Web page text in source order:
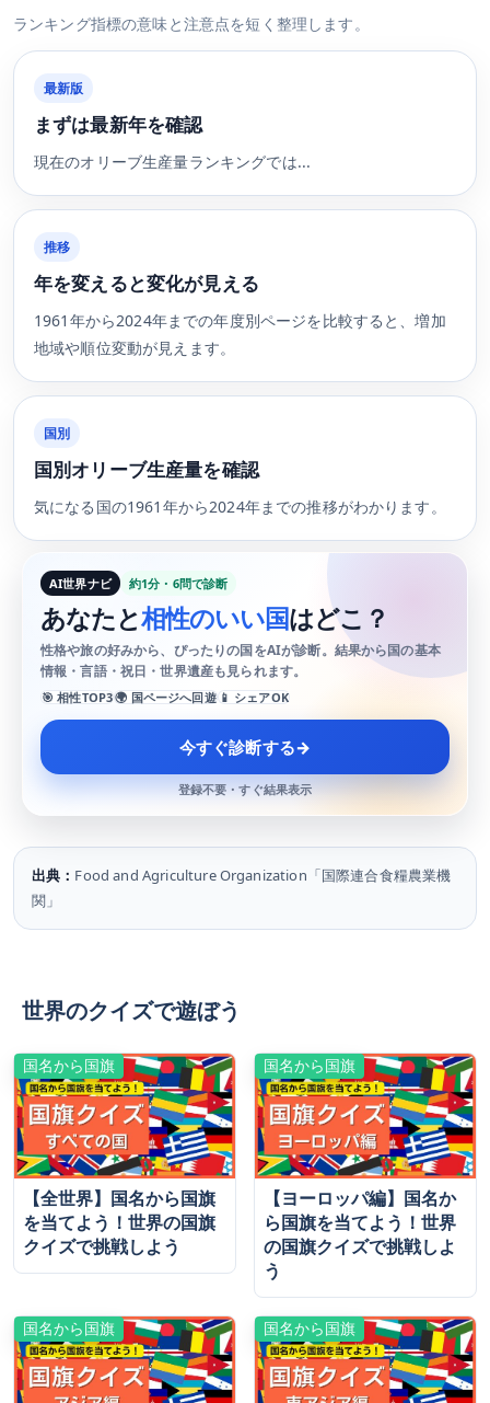
ランキング指標の意味と注意点を短く整理します。
最新版
まずは最新年を確認
現在のオリーブ生産量ランキングでは...
推移
年を変えると変化が見える
1961年から2024年までの年度別ページを比較すると、増加
地域や順位変動が見えます。
国別
国別オリーブ生産量を確認
気になる国の1961年から2024年までの推移がわかります。
AI世界ナビ 約1分・6問で診断
あなたと相性のいい国はどこ？
性格や旅の好みから、ぴったりの国をAIが診断。結果から国の基本
情報・言語・祝日・世界遺産も見られます。
🎯 相性TOP3🌍 国ページへ回遊📱 シェアOK
今すぐ診断する→
登録不要・すぐ結果表示
出典： Food and Agriculture Organization「国際連合食糧農業機
関」
世界のクイズで遊ぼう
国名から国旗
【全世界】国名から国旗
を当てよう！世界の国旗
クイズで挑戦しよう
国名から国旗
【ヨーロッパ編】国名か
ら国旗を当てよう！世界
の国旗クイズで挑戦しよ
う
国名から国旗 国名から国旗